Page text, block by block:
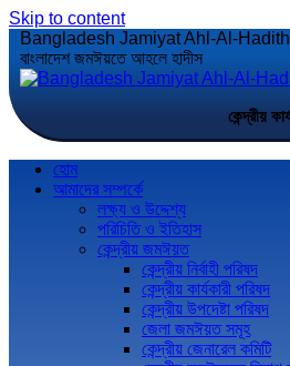
Skip to content
Bangladesh Jamiyat Ahl-Al-Hadith
বাংলাদেশ জমঈয়তে আহলে হাদীস
কেন্দ্রীয়
হোম
আমাদের সম্পর্কে
লক্ষ্য ও উদ্দেশ্য
পরিচিতি ও ইতিহাস
কেন্দ্রীয় জমঈয়ত
কেন্দ্রীয় নির্বাহী পরিষদ
কেন্দ্রীয় কার্যকারী পরিষদ
কেন্দ্রীয় উপদেষ্টা পরিষদ
জেলা জমঈয়ত সমূহ
কেন্দ্রীয় জেনারেল কমিটি